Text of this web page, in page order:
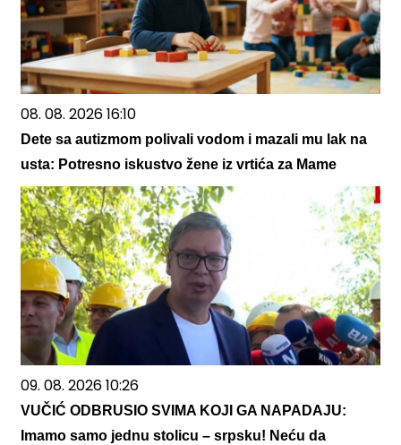
08. 08. 2026 16:10
Dete sa autizmom polivali vodom i mazali mu lak na
usta: Potresno iskustvo žene iz vrtića za Mame
09. 08. 2026 10:26
VUČIĆ ODBRUSIO SVIMA KOJI GA NAPADAJU:
Imamo samo jednu stolicu – srpsku! Neću da